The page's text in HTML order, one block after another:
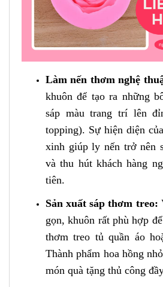
Làm nến thơm nghệ
khuôn để tạo ra những
sáp màu trang trí lên
topping). Sự hiện diện
xinh giúp ly nến trở nên
và thu hút khách hàng
tiên.
Sản xuất sáp thơm treo:
gọn, khuôn rất phù hợp
thơm treo tủ quần áo
Thành phẩm hoa hồng
món quà tặng thủ công